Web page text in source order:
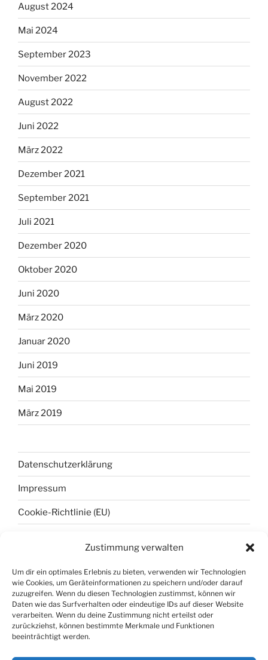
Zustimmung verwalten
Um dir ein optimales Erlebnis zu bieten, verwenden wir Technologien
wie Cookies, um Geräteinformationen zu speichern und/oder darauf
zuzugreifen. Wenn du diesen Technologien zustimmst, können wir
Daten wie das Surfverhalten oder eindeutige IDs auf dieser Website
verarbeiten. Wenn du deine Zustimmung nicht erteilst oder
zurückziehst, können bestimmte Merkmale und Funktionen
beeinträchtigt werden.
August 2024
Mai 2024
September 2023
November 2022
August 2022
Juni 2022
März 2022
Dezember 2021
September 2021
Juli 2021
Dezember 2020
Oktober 2020
Juni 2020
März 2020
Januar 2020
Juni 2019
Mai 2019
März 2019
Datenschutzerklärung
Impressum
Cookie-Richtlinie (EU)
Anmelden
Eintrags-Feed
Kommentar-Feed
WordPress.org